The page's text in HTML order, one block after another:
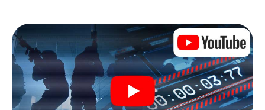
Anders dan in een klassieke escaperoom in Azuqueca de
Henares zit je niet opgesloten in een kamer waaruit je
jezelf binnen een bepaald tijdvenster moet bevrijden.
Met deze speurtocht met een smartphone wordt heel
Azuqueca de Henares jouw speelveld! De technische
voorwaarden voor jouw avontuur in Azuqueca de Henares